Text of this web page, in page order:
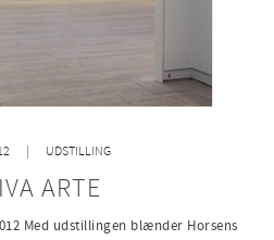
UDSTILLING
ARTE
Med udstillingen blænder Horsens